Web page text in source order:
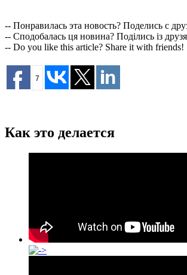
-- Понравилась эта новость? Поделись с
-- Сподобалась ця новина? Поділись із
-- Do you like this article? Share it with friends!
7
Как это делается